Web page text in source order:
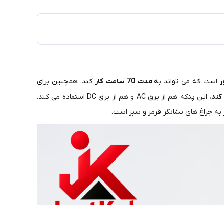
است که می تواند بهمدت 70 ساعت کار
کند. همچنین برای
این پنکه هم از برق AC و هم از برق DC استفاده می کند.